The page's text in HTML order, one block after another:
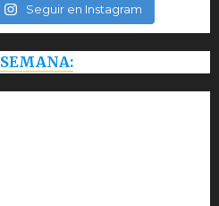
Seguir en Instagram